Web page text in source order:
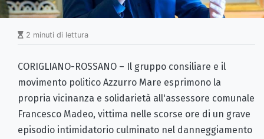
2 minuti di lettura
CORIGLIANO-ROSSANO – Il gruppo consiliare e il
movimento politico Azzurro Mare esprimono la
propria vicinanza e solidarietà all'assessore comunale
Francesco Madeo, vittima nelle scorse ore di un grave
episodio intimidatorio culminato nel danneggiamento